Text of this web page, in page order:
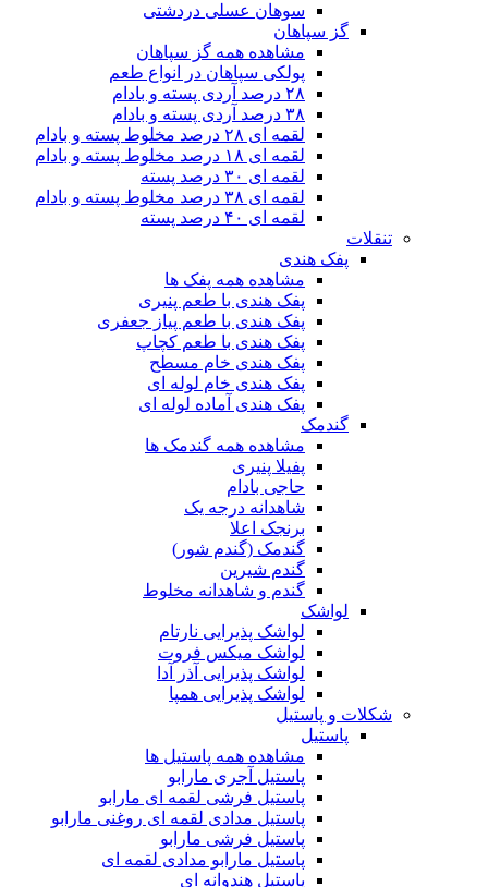
سوهان عسلی دردشتی
گز سپاهان
مشاهده همه گز سپاهان
پولکی سپاهان در انواع طعم
۲۸ درصد آردی پسته و بادام
۳۸ درصد آردی پسته و بادام
لقمه ای ۲۸ درصد مخلوط پسته و بادام
لقمه ای ۱۸ درصد مخلوط پسته و بادام
لقمه ای ۳۰ درصد پسته
لقمه ای ۳۸ درصد مخلوط پسته و بادام
لقمه ای ۴۰ درصد پسته
تنقلات
پفک هندی
مشاهده همه پفک ها
پفک هندی با طعم پنیری
پفک هندی با طعم پیاز جعفری
پفک هندی با طعم کچاپ
پفک هندی خام مسطح
پفک هندی خام لوله ای
پفک هندی آماده لوله ای
گندمک
مشاهده همه گندمک ها
پفیلا پنیری
حاجی بادام
شاهدانه درجه یک
برنجک اعلا
گندمک (گندم شور)
گندم شیرین
گندم و شاهدانه مخلوط
لواشک
لواشک پذیرایی نارتام
لواشک میکس فروت
لواشک پذیرایی آذر آدا
لواشک پذیرایی همپا
شکلات و پاستیل
پاستیل
مشاهده همه پاستیل ها
پاستیل آجری مارابو
پاستیل فرشی لقمه ای مارابو
پاستیل مدادی لقمه ای روغنی مارابو
پاستیل فرشی مارابو
پاستیل مارابو مدادی لقمه ای
پاستیل هندوانه ای